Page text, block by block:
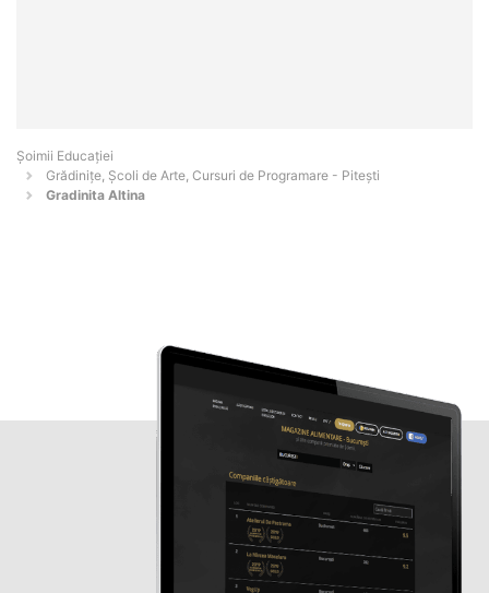
Șoimii Educației
Grădinițe, Școli de Arte, Cursuri de Programare - Piteşti
Gradinita Altina